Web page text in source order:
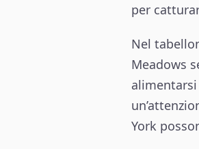
per
Nel
Meadows
York